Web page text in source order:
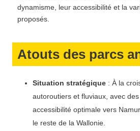
dynamisme, leur accessibilité et la
proposés.
Atouts des parcs
Situation stratégique: À la
autoroutiers et fluviaux, avec
accessibilité optimale vers
le reste de la Wallonie.